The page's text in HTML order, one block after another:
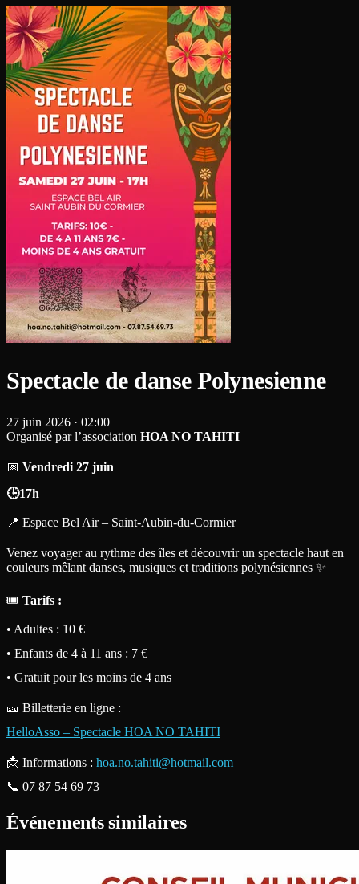
Spectacle de danse Polynesienne
27 juin 2026 · 02:00
Organisé par l’association HOA NO TAHITI
📅 Vendredi 27 juin
🕒17h
📍 Espace Bel Air – Saint-Aubin-du-Cormier
Venez voyager au rythme des îles et découvrir un spectacle haut en
couleurs mêlant danses, musiques et traditions polynésiennes ✨
🎟️ Tarifs :
• Adultes : 10 €
• Enfants de 4 à 11 ans : 7 €
• Gratuit pour les moins de 4 ans
🎫 Billetterie en ligne :
HelloAsso – Spectacle HOA NO TAHITI
📩 Informations : hoa.no.tahiti@hotmail.com
📞 07 87 54 69 73
Événements similaires